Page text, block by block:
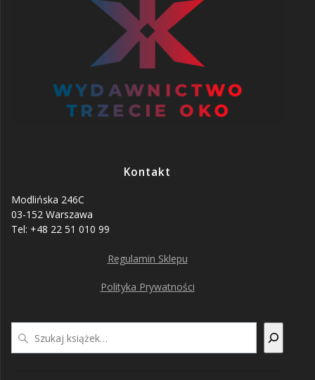
Kontakt
Modlińska 246C
03-152 Warszawa
Tel: +48 22 51 010 99
Regulamin Sklepu
Polityka Prywatności